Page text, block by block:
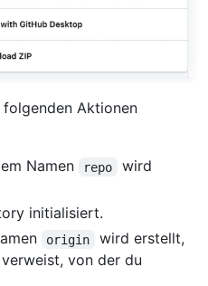
Aktionen
Namen
repo
wird
initialisiert.
origin
wird erstellt,
von der du